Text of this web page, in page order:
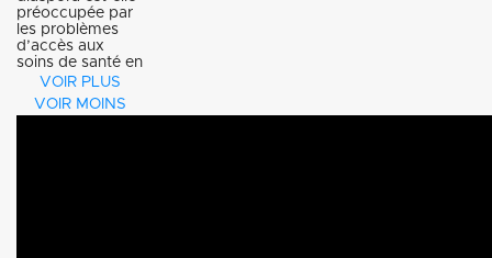
santé
publique et
président de
préoccupée par
les problèmes
d’accès aux
soins de santé en
Afrique ?
Le taux de
VOIR PLUS
VOIR MOINS